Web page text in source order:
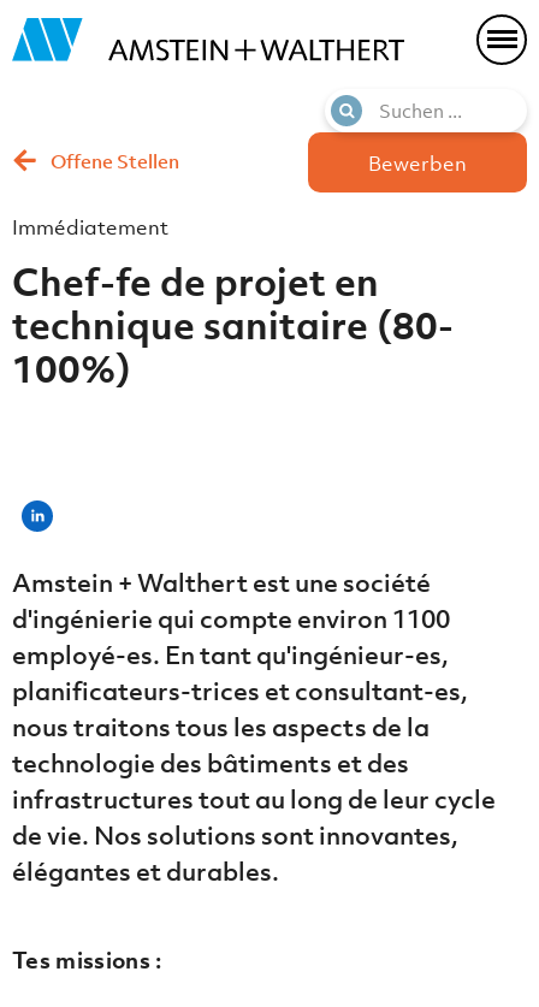
Bewerben
Offene Stellen
Immédiatement
Chef-fe de projet en
technique sanitaire (80-
100%)
Amstein + Walthert est une société
d'ingénierie qui compte environ 1100
employé-es. En tant qu'ingénieur-es,
planificateurs-trices et consultant-es,
nous traitons tous les aspects de la
technologie des bâtiments et des
infrastructures tout au long de leur cycle
de vie. Nos solutions sont innovantes,
élégantes et durables.
Tes missions :